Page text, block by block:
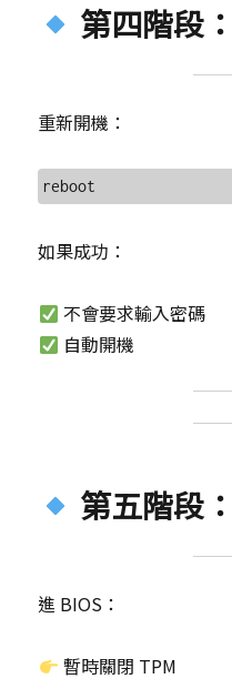
第四階段
重新開機：
如果成功：
不會要求輸入密碼
自動開機
第五階段
進 BIOS：
暫時關閉 TPM